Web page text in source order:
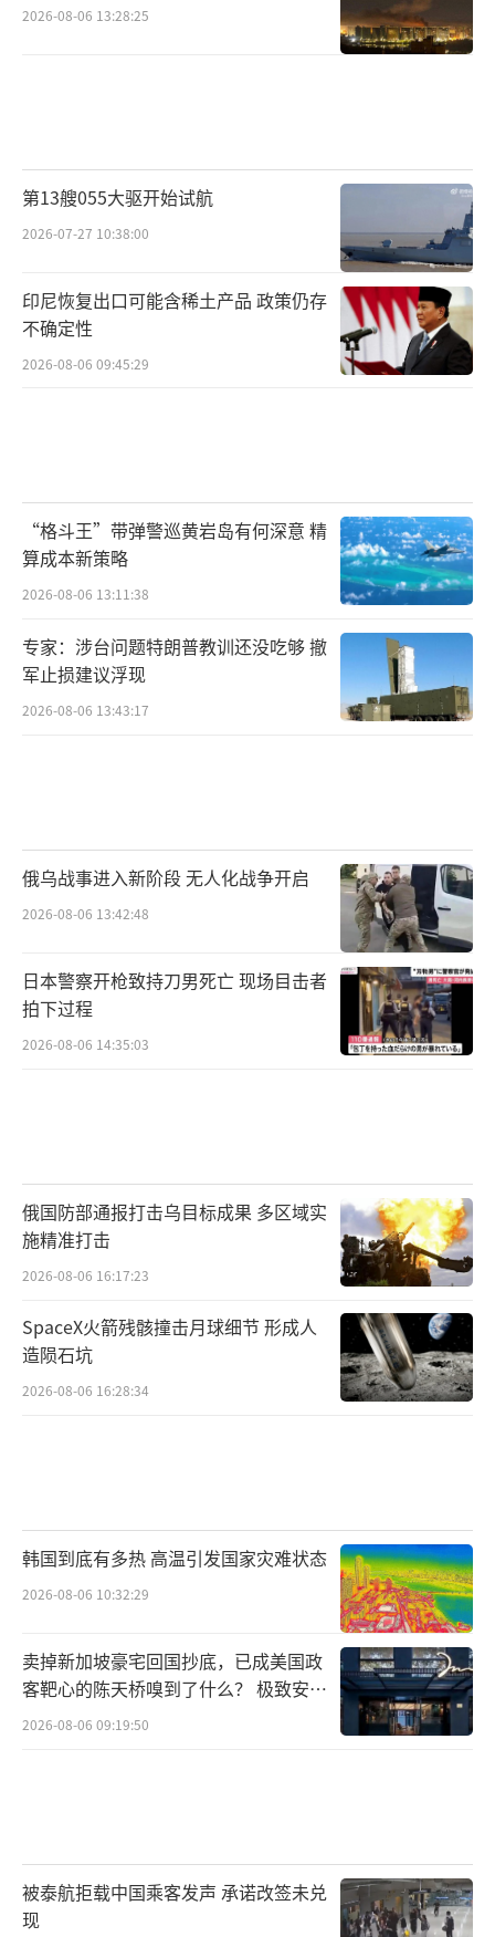
2026-08-06 13:28:25
第13艘055大驱开始试航
2026-07-27 10:38:00
印尼恢复出口可能含稀土产品 政策仍存
不确定性
2026-08-06 09:45:29
“格斗王”带弹警巡黄岩岛有何深意 精
算成本新策略
2026-08-06 13:11:38
专家：涉台问题特朗普教训还没吃够 撤
军止损建议浮现
2026-08-06 13:43:17
俄乌战事进入新阶段 无人化战争开启
2026-08-06 13:42:48
日本警察开枪致持刀男死亡 现场目击者
拍下过程
2026-08-06 14:35:03
俄国防部通报打击乌目标成果 多区域实
施精准打击
2026-08-06 16:17:23
SpaceX火箭残骸撞击月球细节 形成人
造陨石坑
2026-08-06 16:28:34
韩国到底有多热 高温引发国家灾难状态
2026-08-06 10:32:29
卖掉新加坡豪宅回国抄底，已成美国政
客靶心的陈天桥嗅到了什么？ 极致安全
的追寻
2026-08-06 09:19:50
被泰航拒载中国乘客发声 承诺改签未兑
现